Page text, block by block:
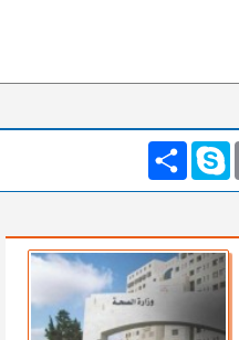
انشر Skype